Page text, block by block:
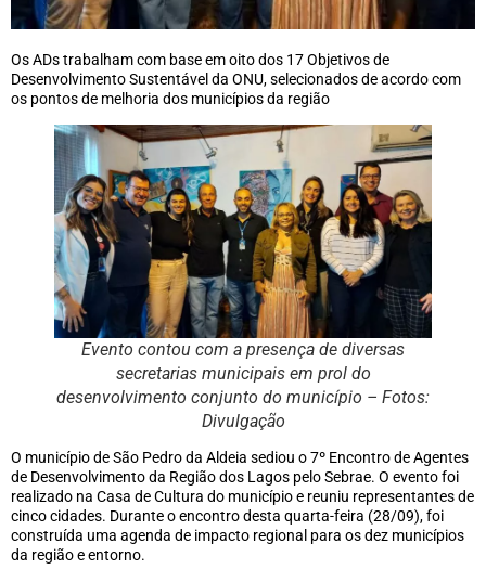
Os ADs trabalham com base em oito dos 17 Objetivos de
Desenvolvimento Sustentável da ONU, selecionados de acordo com
os pontos de melhoria dos municípios da região
Evento contou com a presença de diversas
secretarias municipais em prol do
desenvolvimento conjunto do município – Fotos:
Divulgação
O município de São Pedro da Aldeia sediou o 7º Encontro de Agentes
de Desenvolvimento da Região dos Lagos pelo Sebrae. O evento foi
realizado na Casa de Cultura do município e reuniu representantes de
cinco cidades. Durante o encontro desta quarta-feira (28/09), foi
construída uma agenda de impacto regional para os dez municípios
da região e entorno.